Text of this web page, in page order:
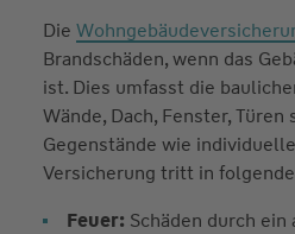
Die
Brandschäden, wenn das
ist. Dies umfasst die
Wände, Dach, Fenster,
Gegenstände wie
Versicherung tritt in
Feuer: Schäden durch ein